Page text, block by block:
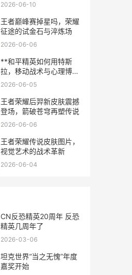
2026-06-10
王者巅峰赛掉星吗，荣耀
征途的试金石与淬炼场
2026-06-06
**和平精英如何用特斯
拉，移动战术与心理博弈
的革新**
2026-06-05
王者荣耀后羿新皮肤震撼
登场，箭破苍穹再塑传说
2026-06-06
王者荣耀传说皮肤图片，
视觉艺术的战术革新
2026-06-04
CN反恐精英20周年 反恐
精英几周年了
2026-03-06
坦克世界“当之无愧”年度
嘉奖开始